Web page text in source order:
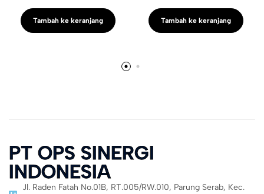
Tambah ke keranjang Tambah ke keranjang
PT OPS SINERGI
INDONESIA
Jl. Raden Fatah No.01B, RT.005/RW.010, Parung Serab, Kec.